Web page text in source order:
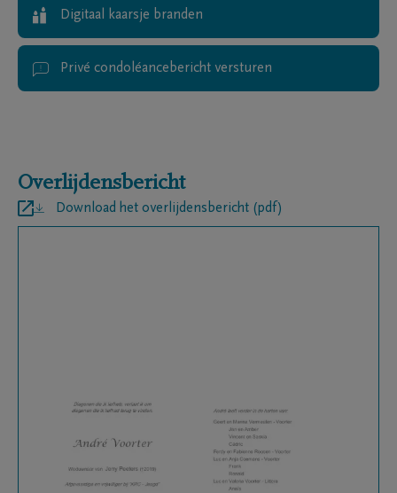
Digitaal kaarsje branden
Privé condoléancebericht versturen
Overlijdensbericht
Download het overlijdensbericht (pdf)